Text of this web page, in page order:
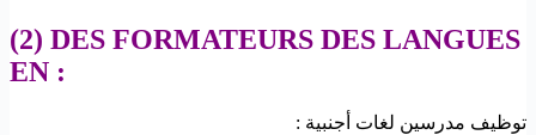
(2) DES FORMATEURS DES LANGUES
EN :
: توظيف مدرسين لغات أجنبية